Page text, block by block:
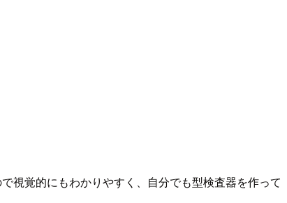
視覚的にもわかりやすく、自分でも型検査器を作って